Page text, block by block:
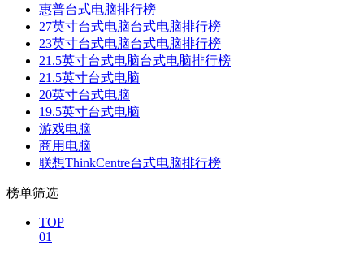
惠普台式电脑排行榜
27英寸台式电脑台式电脑排行榜
23英寸台式电脑台式电脑排行榜
21.5英寸台式电脑台式电脑排行榜
21.5英寸台式电脑
20英寸台式电脑
19.5英寸台式电脑
游戏电脑
商用电脑
联想ThinkCentre台式电脑排行榜
榜单筛选
TOP
01